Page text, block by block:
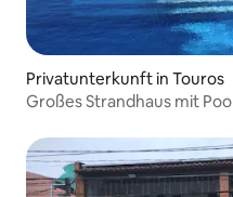
Privatunterkunft in Touros
Großes Strandhaus mit Pool